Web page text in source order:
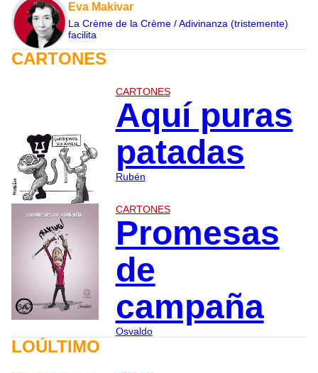
Eva Makivar
La Crème de la Crème / Adivinanza (tristemente)
facilita
CARTONES
CARTONES
Aquí puras
patadas
Rubén
CARTONES
Promesas
de
campaña
Osvaldo
LOÚLTIMO